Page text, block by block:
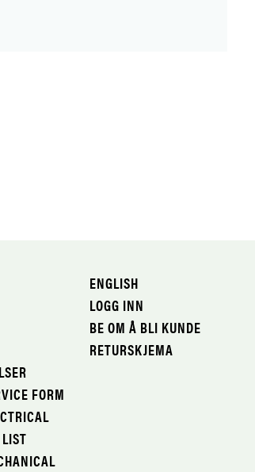
FORM
ENGLISH
LOGG INN
BE OM Å BLI KUNDE
RETURSKJEMA